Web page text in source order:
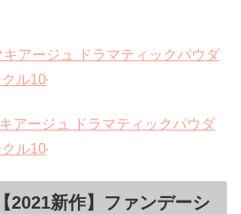
キアージュ ドラマティックパウダ
ル10
アージュ ドラマティックパウダ
ル10
2021新作】ファンデーシ